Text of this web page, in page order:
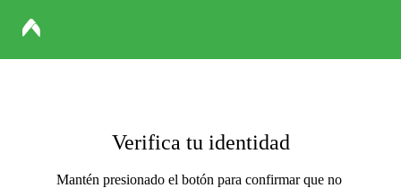
Verifica tu identidad
Mantén presionado el botón para confirmar que no